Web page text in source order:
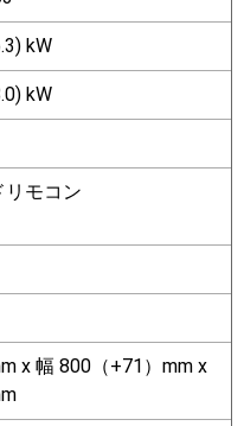
kW
kW
リモコン
x 幅 800（+71）mm x